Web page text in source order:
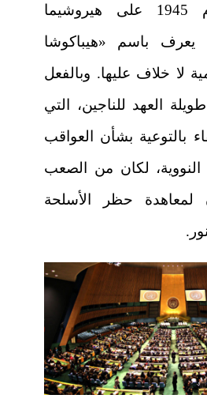
الذري في عام 1945 على هيروشيما
يعرف باسم «هيباكوشا
لا خلاف عليها. وبالفعل
العهد للناجين، التي
بالتوعية بشأن العواقب
النووية، لكان من الصعب
حظر الأسلحة